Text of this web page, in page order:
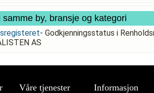
samme by, bransje og kategori
- Godkjenningsstatus i
AS
Våre tjenester Informasjon